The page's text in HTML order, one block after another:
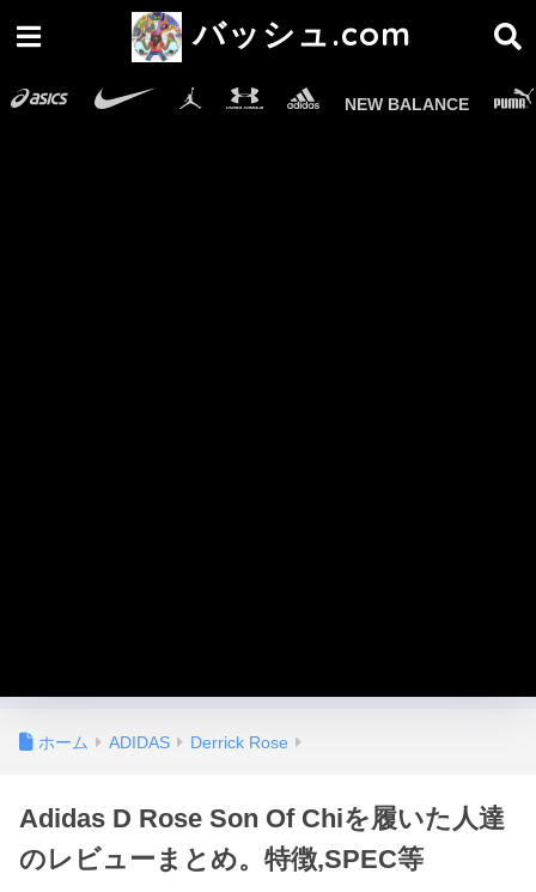
バッシュ.com
NEW BALANCE
ホーム ADIDAS Derrick Rose
Adidas D Rose Son Of Chiを履いた人達
のレビューまとめ。特徴,SPEC等